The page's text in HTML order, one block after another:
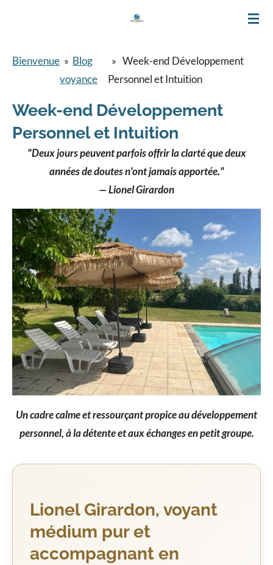
principal
Bienvenue » Blog
voyance
» Week-end Développement
Personnel et Intuition
Week-end Développement
Personnel et Intuition
"Deux jours peuvent parfois offrir la clarté que deux
années de doutes n'ont jamais apportée."
— Lionel Girardon
Un cadre calme et ressourçant propice au développement
personnel, à la détente et aux échanges en petit groupe.
Lionel Girardon, voyant
médium pur et
accompagnant en